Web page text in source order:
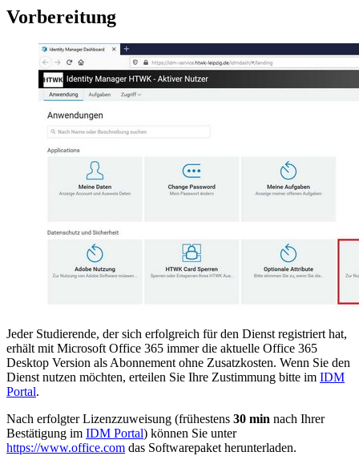
Vorbereitung
Jeder Studierende, der sich erfolgreich für den Dienst registriert hat,
erhält mit Microsoft Office 365 immer die aktuelle Office 365
Desktop Version als Abonnement ohne Zusatzkosten. Wenn Sie den
Dienst nutzen möchten, erteilen Sie Ihre Zustimmung bitte im IDM
Portal.
Nach erfolgter Lizenzzuweisung (frühestens 30 min nach Ihrer
Bestätigung im IDM Portal) können Sie unter
https://www.office.com das Softwarepaket herunterladen.